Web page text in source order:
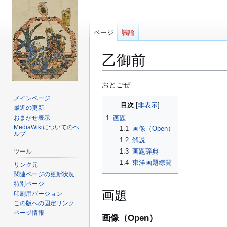
乙御前
ナ
ビ
ー
移
検
索
移
おとごぜ
目次
1 画題
1.1 画像（Open）
1.2 解説
1.3 画題辞典
1.4 東洋画題綜覧
画題
画像（Open）
ページ 議論
メインページ
最近の更新
おまかせ表示
MediaWikiについてのヘ
ルプ
ツール
リンク元
関連ページの更新状況
特別ページ
印刷用バージョン
この版への固定リンク
ページ情報